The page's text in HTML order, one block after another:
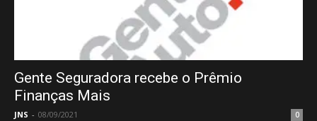
Gente Seguradora recebe o Prêmio
Finanças Mais
JNS - 08/09/2021 0